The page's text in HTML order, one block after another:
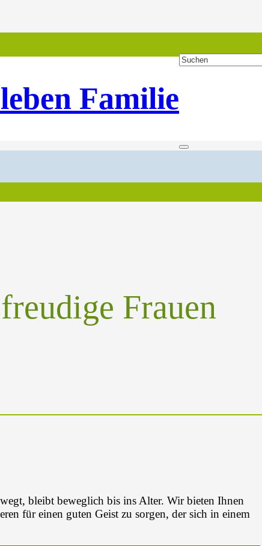
Familie
Frauen
bleibt beweglich bis ins Alter. Wir bieten Ihnen
für einen guten Geist zu sorgen, der sich in einem